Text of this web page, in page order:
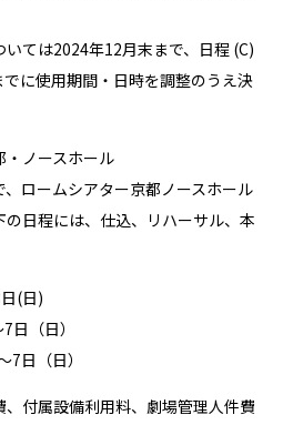
ては2024年12月末まで、日程 (C)
に使用期間・日時を調整のうえ決
・ノースホール
、ロームシアター京都ノースホール
日程には、仕込、リハーサル、本
(日)
（日）
日（日）
、付属設備利用料、劇場管理人件費